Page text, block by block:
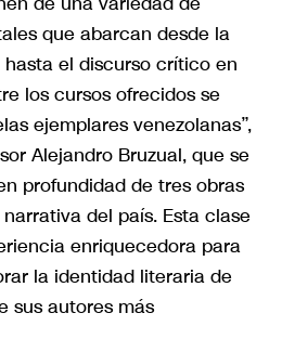
que abarcan desde la
el discurso crítico en
los cursos ofrecidos se
ejemplares venezolanas”,
Alejandro Bruzual, que se
profundidad de tres obras
del país. Esta clase
enriquecedora para
la identidad literaria de
sus autores más